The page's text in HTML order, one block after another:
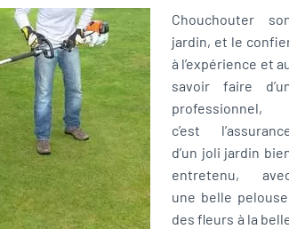
Chouchouter
jardin, et le
à l’expérience et
savoir faire
professionnel,
c’est
d’un joli jardin
entretenu,
une belle
des fleurs à la